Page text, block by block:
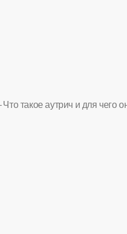
Что такое аутрич и для чего